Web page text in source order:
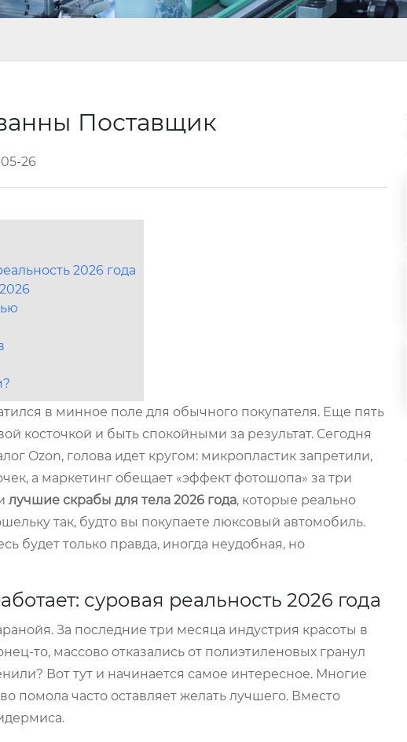
Поставщик
26
2026 года
в минное поле для обычного покупателя. Еще пять
косточкой и быть спокойными за результат. Сегодня
Ozon, голова идет кругом: микропластик запретили,
а маркетинг обещает «эффект фотошопа» за три
лучшие скрабы для тела 2026 года, которые реально
так, будто вы покупаете люксовый автомобиль.
будет только правда, иногда неудобная, но
суровая реальность 2026 года
За последние три месяца индустрия красоты в
то, массово отказались от полиэтиленовых гранул
Вот тут и начинается самое интересное. Многие
помола часто оставляет желать лучшего. Вместо